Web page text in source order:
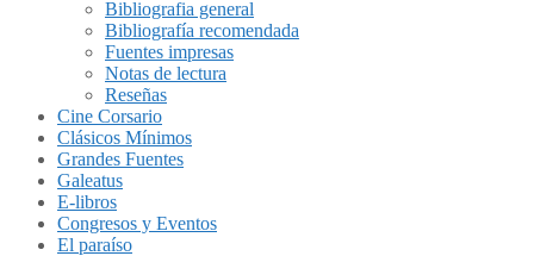
Bibliografia general
Bibliografía recomendada
Fuentes impresas
Notas de lectura
Reseñas
Cine Corsario
Clásicos Mínimos
Grandes Fuentes
Galeatus
E-libros
Congresos y Eventos
El paraíso